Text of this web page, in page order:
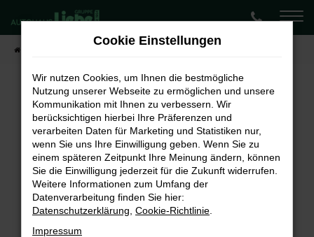
Zum
Hauptinhalt
springen
Lagerwagen-Angebote
Fehler: Network Error
Beim Laden ist ein Fehler aufgetreten.
Hier sind ein paar Tipps, die dir helfen können:
Überprüfe deine Firewall und deine
Internetverbindung.
Laden andere Webseiten, zum Beispiel deine
Suchmaschine?
Cookie Einstellungen
Wir nutzen Cookies, um Ihnen die bestmögliche
Nutzung unserer Webseite zu ermöglichen und unsere
Kommunikation mit Ihnen zu verbessern. Wir
berücksichtigen hierbei Ihre Präferenzen und
verarbeiten Daten für Marketing und Statistiken nur,
wenn Sie uns Ihre Einwilligung geben. Wenn Sie zu
einem späteren Zeitpunkt Ihre Meinung ändern, können
Sie die Einwilligung jederzeit für die Zukunft widerrufen.
Weitere Informationen zum Umfang der
Datenverarbeitung finden Sie hier:
Datenschutzerklärung Cookie-Richtlinie
Impressum